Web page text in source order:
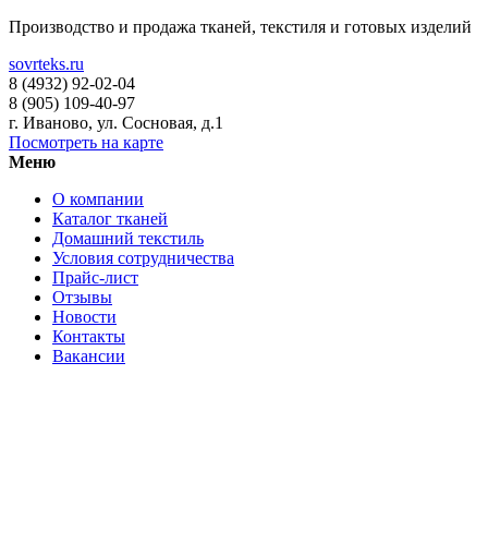
Производство и продажа тканей, текстиля и готовых изделий
sovrteks.ru
8 (4932) 92-02-04
8 (905) 109-40-97
г. Иваново, ул. Сосновая, д.1
Посмотреть на карте
Меню
О компании
Каталог тканей
Домашний текстиль
Условия сотрудничества
Прайс-лист
Отзывы
Новости
Контакты
Вакансии